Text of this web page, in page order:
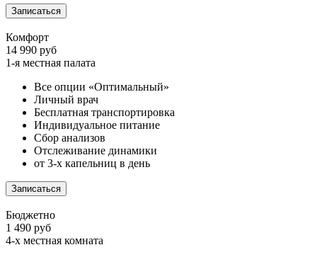
Записаться
Комфорт
14 990 руб
1-я местная палата
Все опции «Оптимальный»
Личный врач
Бесплатная транспортировка
Индивидуальное питание
Сбор анализов
Отслеживание динамики
от 3-х капельниц в день
Записаться
Бюджетно
1 490 руб
4-х местная комната